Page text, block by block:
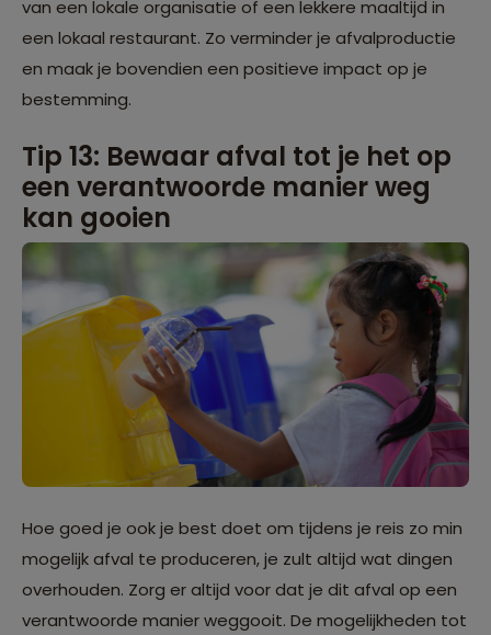
van een lokale organisatie of een lekkere maaltijd in
een lokaal restaurant. Zo verminder je afvalproductie
en maak je bovendien een positieve impact op je
bestemming.
Tip 13: Bewaar afval tot je het op
een verantwoorde manier weg
kan gooien
Hoe goed je ook je best doet om tijdens je reis zo min
mogelijk afval te produceren, je zult altijd wat dingen
overhouden. Zorg er altijd voor dat je dit afval op een
verantwoorde manier weggooit. De mogelijkheden tot